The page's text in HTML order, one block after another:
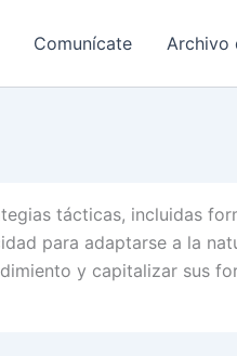
Comunícate Archivo
tácticas, incluidas
para adaptarse a la
y capitalizar sus